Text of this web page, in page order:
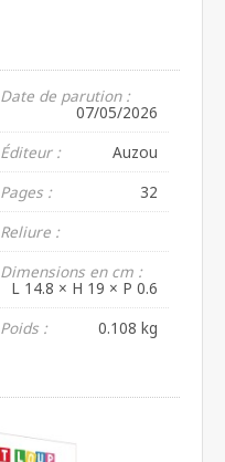
Date de parution :
07/05/2026
Éditeur :
Auzou
Pages :
32
Reliure :
Dimensions en cm :
L 14.8 × H 19 × P 0.6
Poids :
0.108 kg